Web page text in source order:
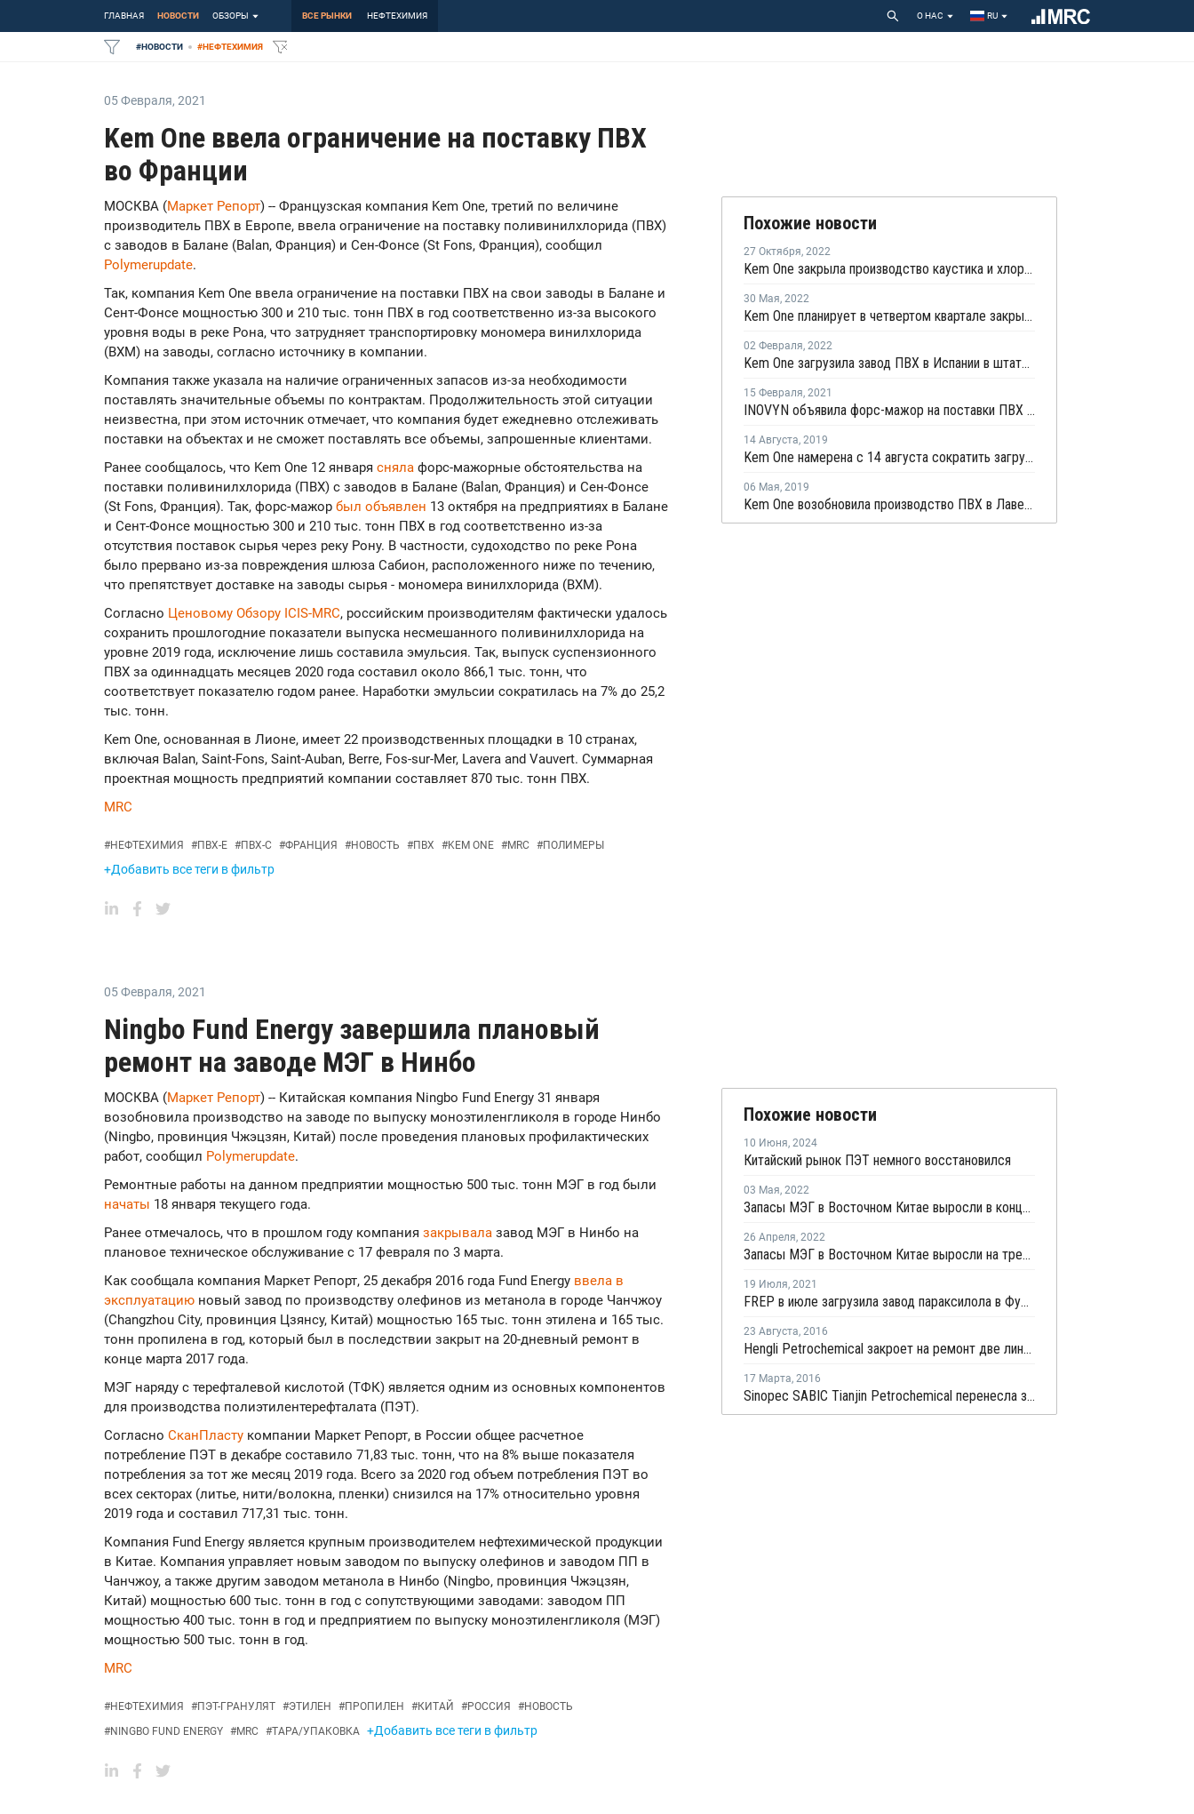
ГЛАВНАЯ НОВОСТИ ОБЗОРЫ ВСЕ РЫНКИ НЕФТЕХИМИЯ О НАС RU
#НОВОСТИ #НЕФТЕХИМИЯ
05 Февраля, 2021
Kem One ввела ограничение на поставку ПВХ
во Франции
МОСКВА (Маркет Репорт) -- Французская компания Kem One, третий по величине
производитель ПВХ в Европе, ввела ограничение на поставку поливинилхлорида (ПВХ)
с заводов в Балане (Balan, Франция) и Сен-Фонсе (St Fons, Франция), сообщил
Polymerupdate.
Так, компания Kem One ввела ограничение на поставки ПВХ на свои заводы в Балане и
Сент-Фонсе мощностью 300 и 210 тыс. тонн ПВХ в год соответственно из-за высокого
уровня воды в реке Рона, что затрудняет транспортировку мономера винилхлорида
(ВХМ) на заводы, согласно источнику в компании.
Компания также указала на наличие ограниченных запасов из-за необходимости
поставлять значительные объемы по контрактам. Продолжительность этой ситуации
неизвестна, при этом источник отмечает, что компания будет ежедневно отслеживать
поставки на объектах и не сможет поставлять все объемы, запрошенные клиентами.
Ранее сообщалось, что Kem One 12 января сняла форс-мажорные обстоятельства на
поставки поливинилхлорида (ПВХ) с заводов в Балане (Balan, Франция) и Сен-Фонсе
(St Fons, Франция). Так, форс-мажор был объявлен 13 октября на предприятиях в Балане
и Сент-Фонсе мощностью 300 и 210 тыс. тонн ПВХ в год соответственно из-за
отсутствия поставок сырья через реку Рону. В частности, судоходство по реке Рона
было прервано из-за повреждения шлюза Сабион, расположенного ниже по течению,
что препятствует доставке на заводы сырья - мономера винилхлорида (ВХМ).
Согласно Ценовому Обзору ICIS-MRC, российским производителям фактически удалось
сохранить прошлогодние показатели выпуска несмешанного поливинилхлорида на
уровне 2019 года, исключение лишь составила эмульсия. Так, выпуск суспензионного
ПВХ за одиннадцать месяцев 2020 года составил около 866,1 тыс. тонн, что
соответствует показателю годом ранее. Наработки эмульсии сократилась на 7% до 25,2
тыс. тонн.
Kem One, основанная в Лионе, имеет 22 производственных площадки в 10 странах,
включая Balan, Saint-Fons, Saint-Auban, Berre, Fos-sur-Mer, Lavera and Vauvert. Суммарная
проектная мощность предприятий компании составляет 870 тыс. тонн ПВХ.
MRC
#НЕФТЕХИМИЯ #ПВХ-Е #ПВХ-С #ФРАНЦИЯ #НОВОСТЬ #ПВХ #KEM ONE #MRC #ПОЛИМЕРЫ
+Добавить все теги в фильтр
Похожие новости
27 Октября, 2022
Kem One закрыла производство каустика и хлора в Лавере на ремонт
30 Мая, 2022
Kem One планирует в четвертом квартале закрыть производство каустика и хлора в Лавере на ремонт
02 Февраля, 2022
Kem One загрузила завод ПВХ в Испании в штатном режиме после перезапуска
15 Февраля, 2021
INOVYN объявила форс-мажор на поставки ПВХ во Франции
14 Августа, 2019
Kem One намерена с 14 августа сократить загрузку производства ПВХ в Балане
06 Мая, 2019
Kem One возобновила производство ПВХ в Лавере
05 Февраля, 2021
Ningbo Fund Energy завершила плановый
ремонт на заводе МЭГ в Нинбо
МОСКВА (Маркет Репорт) -- Китайская компания Ningbo Fund Energy 31 января
возобновила производство на заводе по выпуску моноэтиленгликоля в городе Нинбо
(Ningbo, провинция Чжэцзян, Китай) после проведения плановых профилактических
работ, сообщил Polymerupdate.
Ремонтные работы на данном предприятии мощностью 500 тыс. тонн МЭГ в год были
начаты 18 января текущего года.
Ранее отмечалось, что в прошлом году компания закрывала завод МЭГ в Нинбо на
плановое техническое обслуживание с 17 февраля по 3 марта.
Как сообщала компания Маркет Репорт, 25 декабря 2016 года Fund Energy ввела в
эксплуатацию новый завод по производству олефинов из метанола в городе Чанчжоу
(Changzhou City, провинция Цзянсу, Китай) мощностью 165 тыс. тонн этилена и 165 тыс.
тонн пропилена в год, который был в последствии закрыт на 20-дневный ремонт в
конце марта 2017 года.
МЭГ наряду с терефталевой кислотой (ТФК) является одним из основных компонентов
для производства полиэтилентерефталата (ПЭТ).
Согласно СканПласту компании Маркет Репорт, в России общее расчетное
потребление ПЭТ в декабре составило 71,83 тыс. тонн, что на 8% выше показателя
потребления за тот же месяц 2019 года. Всего за 2020 год объем потребления ПЭТ во
всех секторах (литье, нити/волокна, пленки) снизился на 17% относительно уровня
2019 года и составил 717,31 тыс. тонн.
Компания Fund Energy является крупным производителем нефтехимической продукции
в Китае. Компания управляет новым заводом по выпуску олефинов и заводом ПП в
Чанчжоу, а также другим заводом метанола в Нинбо (Ningbo, провинция Чжэцзян,
Китай) мощностью 600 тыс. тонн в год с сопутствующими заводами: заводом ПП
мощностью 400 тыс. тонн в год и предприятием по выпуску моноэтиленгликоля (МЭГ)
мощностью 500 тыс. тонн в год.
MRC
#НЕФТЕХИМИЯ #ПЭТ-ГРАНУЛЯТ #ЭТИЛЕН #ПРОПИЛЕН #КИТАЙ #РОССИЯ #НОВОСТЬ
#NINGBO FUND ENERGY #MRC #ТАРА/УПАКОВКА +Добавить все теги в фильтр
Похожие новости
10 Июня, 2024
Китайский рынок ПЭТ немного восстановился
03 Мая, 2022
Запасы МЭГ в Восточном Китае выросли в конце апреля почти на 1%
26 Апреля, 2022
Запасы МЭГ в Восточном Китае выросли на третьей неделе апреля на 9,07%
19 Июля, 2021
FREP в июле загрузила завод параксилола в Фуцзяне на штатном уровне
23 Августа, 2016
Hengli Petrochemical закроет на ремонт две линии по выпуску ТФК в сентябре-октябре
17 Марта, 2016
Sinopec SABIC Tianjin Petrochemical перенесла запуск производства МЭГ на 20 марта